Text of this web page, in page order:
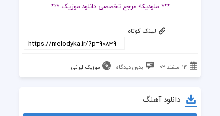
*** ملودیکا؛ مرجع تخصصی دانلود موزیک ***
لینک کوتاه
۱۴ اسفند ۰۳ بدون دیدگاه موزیک ایرانی
دانلود آهنگ